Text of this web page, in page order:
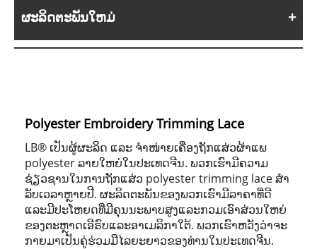
ຜະລິດຕະພັນໃຫມ່
Polyester Embroidery Trimming Lace
LB® ເປັນຜູ້ຜະລິດ ແລະ ຈຳໜ່າຍເຄື່ອງຖັກແສ່ວຜ້າແພ
polyester ລາຍໃຫຍ່ໃນປະເທດຈີນ. ພວກເຮົາມີຄວາມ
ຊ່ຽວຊານໃນການຖັກແສ່ວ polyester trimming lace ສໍາ
ລັບເວລາຫຼາຍປີ. ຜະລິດຕະພັນຂອງພວກເຮົາມີລາຄາທີ່ດີ
ແລະມີປະໂຫຍດທີ່ມີຄຸນນະພາບສູງແລະກວມເອົາສ່ວນໃຫຍ່
ຂອງຕະຫຼາດເອີຣົບແລະອາເມລິກາໃຕ້. ພວກເຮົາຫວັງວ່າຈະ
ກາຍມາເປັນຄູ່ຮ່ວມມືໄລຍະຍາວຂອງທ່ານໃນປະເທດຈີນ.